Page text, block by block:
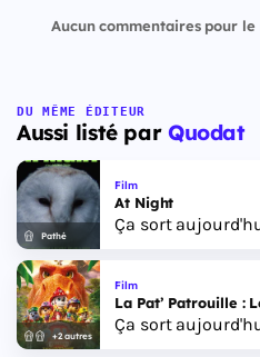
Aucun commentaires pour
DU MÊME ÉDITEUR
Aussi listé par Quodat
Pathé
Film
At Night
Ça sort
+2 autres
Film
La Pat’ Patrouille :
Ça sort